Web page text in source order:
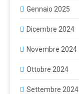
Gennaio 2025
Dicembre 2024
Novembre 2024
Ottobre 2024
Settembre 2024